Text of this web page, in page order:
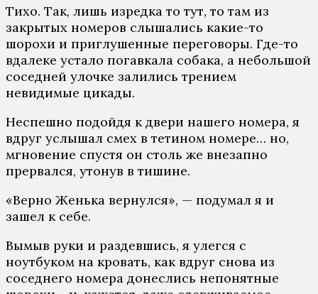
Тихо. Так, лишь изредка то тут, то там из
закрытых номеров слышались какие-то
шорохи и приглушенные переговоры. Где-то
вдалеке устало погавкала собака, а небольшой
соседней улочке залились трением
невидимые цикады.
Неспешно подойдя к двери нашего номера, я
вдруг услышал смех в тетином номере… но,
мгновение спустя он столь же внезапно
прервался, утонув в тишине.
«Верно Женька вернулся», — подумал я и
зашел к себе.
Вымыв руки и раздевшись, я улегся с
ноутбуком на кровать, как вдруг снова из
соседнего номера донеслись непонятные